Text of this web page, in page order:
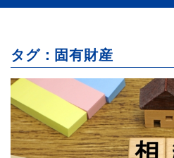
タグ：固有財産